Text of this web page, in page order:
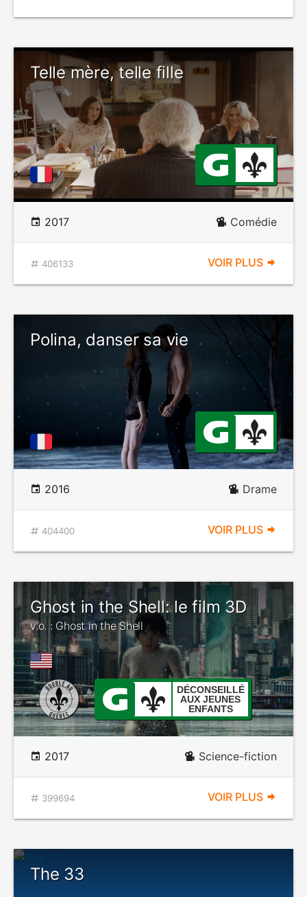
Telle mère, telle fille
2017 Comédie
406133 VOIR PLUS
Polina, danser sa vie
2016 Drame
404400 VOIR PLUS
Ghost in the Shell: le film 3D
v.o. : Ghost in the Shell
DÉCONSEILLÉ
AUX JEUNES
ENFANTS
2017 Science-fiction
399694 VOIR PLUS
The 33